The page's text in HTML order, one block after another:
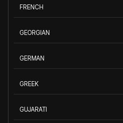
FRENCH
GEORGIAN
GERMAN
GREEK
GUJARATI